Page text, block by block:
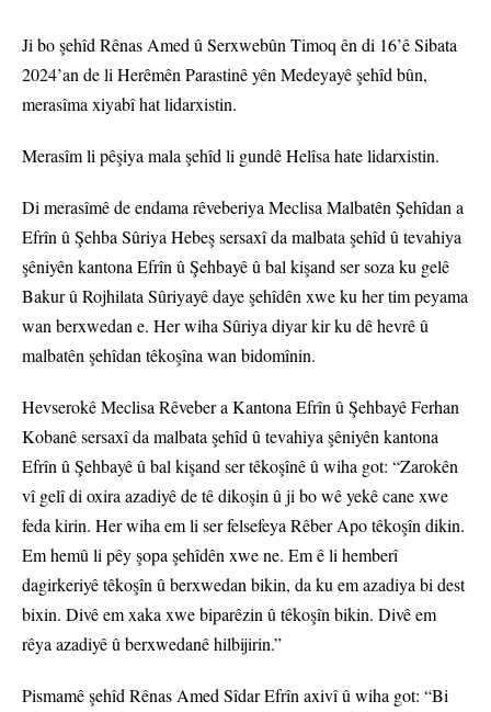
Ji bo şehîd Rênas Amed û Serxwebûn Timoq ên di 16’ê Sibata
2024’an de li Herêmên Parastinê yên Medeyayê şehîd bûn,
merasîma xiyabî hat lidarxistin.
Merasîm li pêşiya mala şehîd li gundê Helîsa hate lidarxistin.
Di merasîmê de endama rêveberiya Meclisa Malbatên Şehîdan a
Efrîn û Şehba Sûriya Hebeş sersaxî da malbata şehîd û tevahiya
şêniyên kantona Efrîn û Şehbayê û bal kişand ser soza ku gelê
Bakur û Rojhilata Sûriyayê daye şehîdên xwe ku her tim peyama
wan berxwedan e. Her wiha Sûriya diyar kir ku dê hevrê û
malbatên şehîdan têkoşîna wan bidomînin.
Hevserokê Meclisa Rêveber a Kantona Efrîn û Şehbayê Ferhan
Kobanê sersaxî da malbata şehîd û tevahiya şêniyên kantona
Efrîn û Şehbayê û bal kişand ser têkoşînê û wiha got: “Zarokên
vî gelî di oxira azadiyê de tê dikoşin û ji bo wê yekê cane xwe
feda kirin. Her wiha em li ser felsefeya Rêber Apo têkoşîn dikin.
Em hemû li pêy şopa şehîdên xwe ne. Em ê li hemberî
dagirkeriyê têkoşîn û berxwedan bikin, da ku em azadiya bi dest
bixin. Divê em xaka xwe biparêzin û têkoşîn bikin. Divê em
rêya azadiyê û berxwedanê hilbijirin.”
Pismamê şehîd Rênas Amed Sîdar Efrîn axivî û wiha got: “Bi